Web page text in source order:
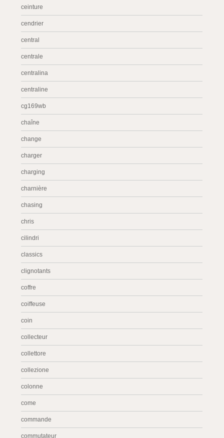
ceinture
cendrier
central
centrale
centralina
centraline
cg169wb
chaîne
change
charger
charging
charnière
chasing
chris
cilindri
classics
clignotants
coffre
coiffeuse
coin
collecteur
collettore
collezione
colonne
come
commande
commutateur